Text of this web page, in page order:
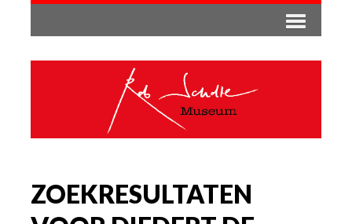
ZOEKRESULTATEN